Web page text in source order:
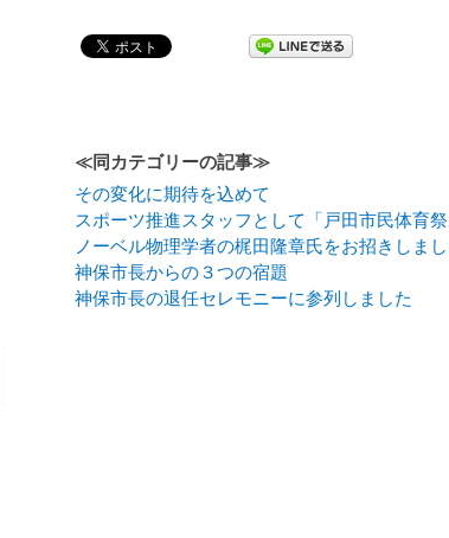
≪同カテゴリーの記事≫
その変化に期待を込めて
スポーツ推進スタッフとして「戸田市民体育
ノーベル物理学者の梶田隆章氏をお招きしまし
神保市長からの３つの宿題
神保市長の退任セレモニーに参列しました